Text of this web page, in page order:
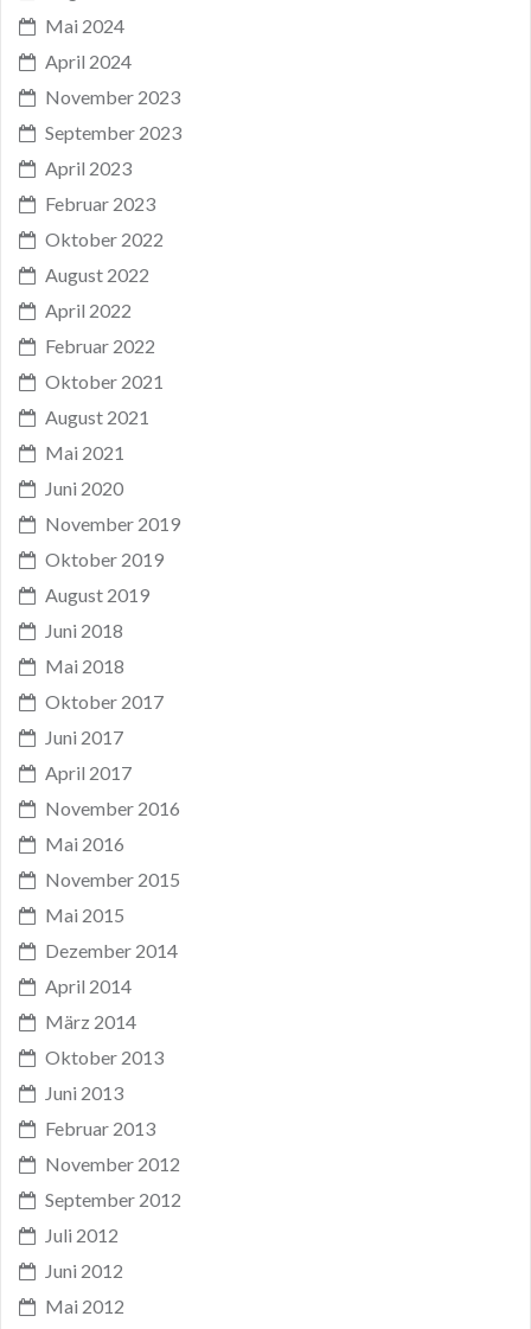
Mai 2024
April 2024
November 2023
September 2023
April 2023
Februar 2023
Oktober 2022
August 2022
April 2022
Februar 2022
Oktober 2021
August 2021
Mai 2021
Juni 2020
November 2019
Oktober 2019
August 2019
Juni 2018
Mai 2018
Oktober 2017
Juni 2017
April 2017
November 2016
Mai 2016
November 2015
Mai 2015
Dezember 2014
April 2014
März 2014
Oktober 2013
Juni 2013
Februar 2013
November 2012
September 2012
Juli 2012
Juni 2012
Mai 2012